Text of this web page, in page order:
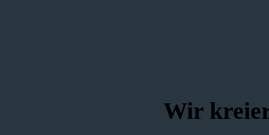
Wir